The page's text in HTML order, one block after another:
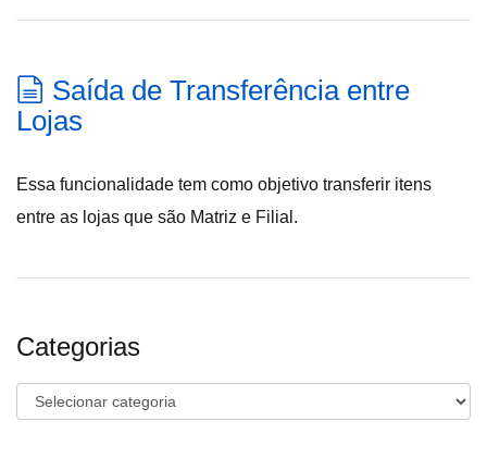
Saída de Transferência entre
Lojas
Essa funcionalidade tem como objetivo transferir itens
entre as lojas que são Matriz e Filial.
Categorias
Categorias